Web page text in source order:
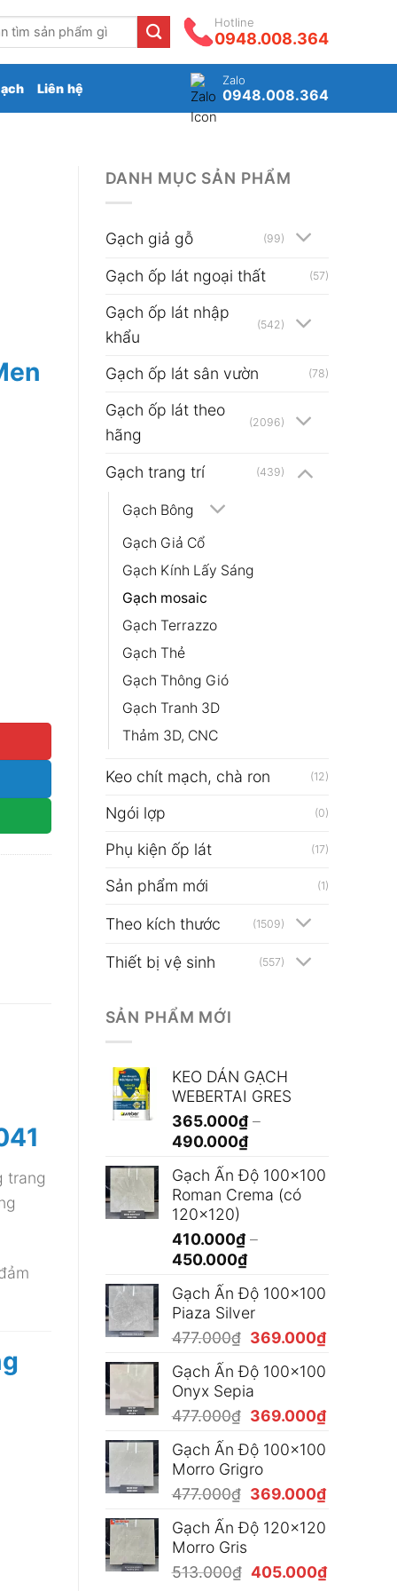
Hotline
0948.008.364
Liên hệ
Zalo
0948.008.364
DANH MỤC SẢN PHẨM
Gạch giả gỗ (99)
Gạch ốp lát ngoại thất (57)
Gạch ốp lát nhập
khẩu
(542)
Gạch ốp lát sân vườn (78)
Gạch ốp lát theo
hãng
(2096)
Gạch trang trí (439)
Gạch Bông
Gạch Giả Cổ
Gạch Kính Lấy Sáng
Gạch mosaic
Gạch Terrazzo
Gạch Thẻ
Gạch Thông Gió
Gạch Tranh 3D
Thảm 3D, CNC
Keo chít mạch, chà ron (12)
Ngói lợp (0)
Phụ kiện ốp lát (17)
Sản phẩm mới (1)
Theo kích thước (1509)
Thiết bị vệ sinh (557)
SẢN PHẨM MỚI
KEO DÁN GẠCH
WEBERTAI GRES
365.000₫ –
490.000₫Khoảng
từ
365.000₫
490.000₫
Gạch Ấn Độ 100x100
Roman Crema (có
120x120)
410.000₫ –
450.000₫Khoảng
từ
410.000₫
đến
450.000₫
Gạch Ấn Độ 100x100
Piaza Silver
477.000₫ Giá
là:
477.000₫.
369.000₫Giá
tại
Gạch Ấn Độ 100x100
Onyx Sepia
477.000₫ Giá
là:
477.000₫.
369.000₫Giá
tại
Gạch Ấn Độ 100x100
Morro Grigro
477.000₫ Giá
là:
369.000₫Giá
tại
Gạch Ấn Độ 120x120
Morro Gris
513.000₫ Giá
405.000₫Giá
số lượng
trang